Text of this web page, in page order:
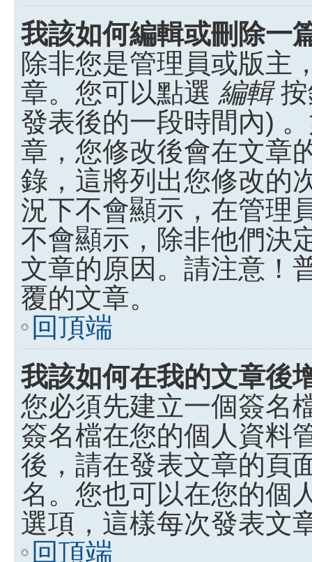
我該如何編輯或刪除一
除非您是管理員或版主
章。您可以點選 編輯按
發表後的一段時間內)
章，您修改後會在文章
錄，這將列出您修改的
況下不會顯示，在管理
不會顯示，除非他們決
文章的原因。請注意！
覆的文章。
回頂端
我該如何在我的文章後
您必須先建立一個簽名
簽名檔在您的個人資料
後，請在發表文章的頁
名。您也可以在您的個
選項，這樣每次發表文
回頂端